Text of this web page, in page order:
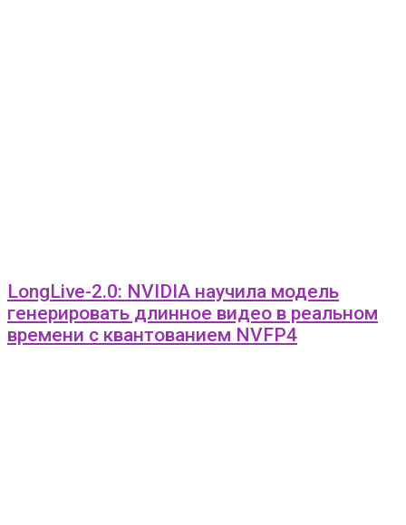
LongLive-2.0: NVIDIA научила модель
генерировать длинное видео в реальном
времени с квантованием NVFP4